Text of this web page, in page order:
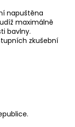
napuštěna
maximálně
bavlny.
zkušební